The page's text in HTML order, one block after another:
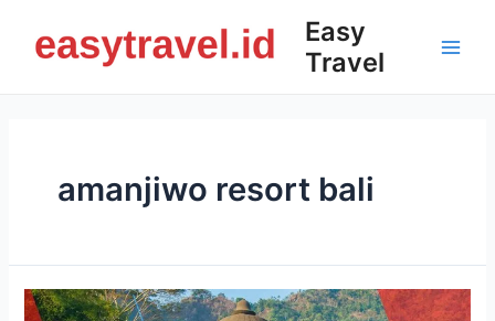
content
Easy
Travel
amanjiwo resort bali